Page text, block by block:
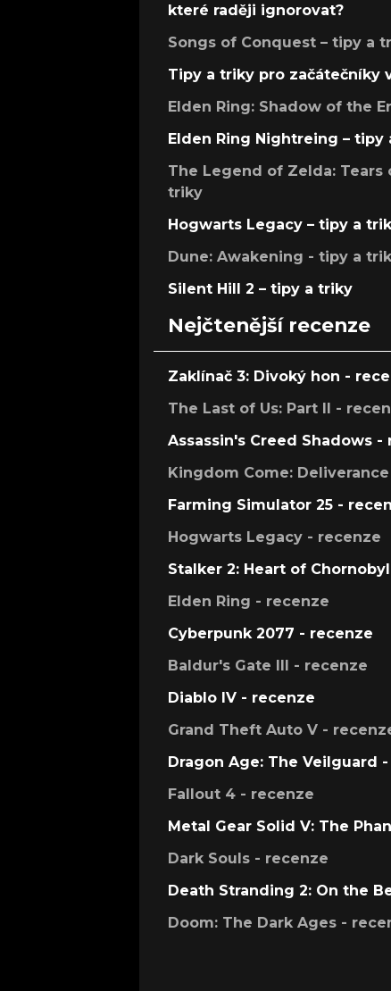
které raději ignorovat?
Songs of Conquest – tipy a
Tipy a triky pro začátečníky
Elden Ring: Shadow of the
Elden Ring Nightreing – tipy
The Legend of Zelda:
triky
Hogwarts Legacy – tipy a
Dune: Awakening - tipy a
Silent Hill 2 – tipy a triky
Nejčtenější recenze
Zaklínač 3: Divoký hon -
The Last of Us: Part II -
Assassin's Creed Shadows -
Kingdom Come:
Farming Simulator 25 -
Hogwarts Legacy - recenze
Stalker 2: Heart of
Elden Ring - recenze
Cyberpunk 2077 - recenze
Baldur's Gate III - recenze
Diablo IV - recenze
Grand Theft Auto V -
Dragon Age: The Veilguard
Fallout 4 - recenze
Metal Gear Solid V: The
Dark Souls - recenze
Death Stranding 2: On the
Doom: The Dark Ages -